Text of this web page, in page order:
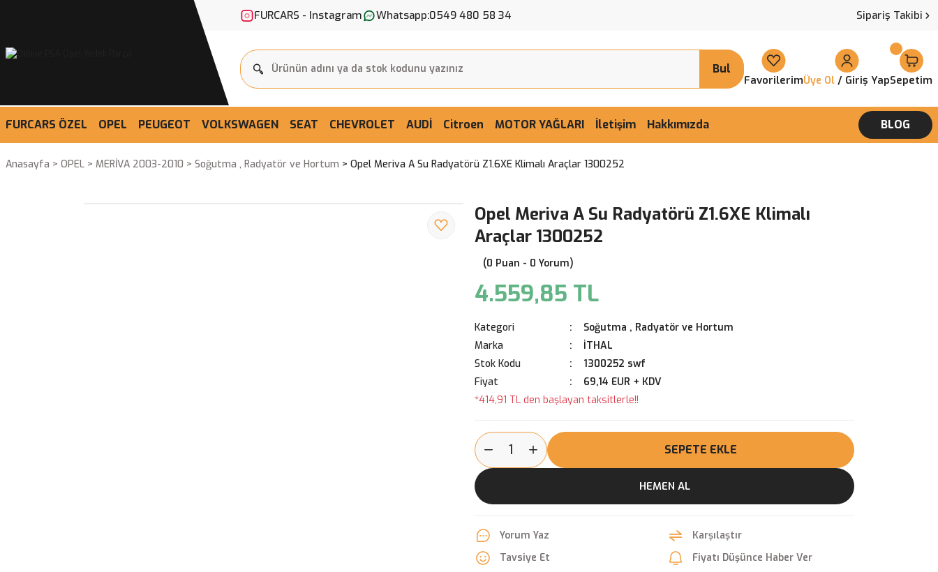
FURCARS - Instagram Whatsapp:0549 480 58 34 Sipariş Takibi
Bul
FavorilerimÜye Ol / Giriş YapSepetim
FURCARS ÖZEL OPEL PEUGEOT VOLKSWAGEN SEAT CHEVROLET AUDİ Citroen MOTOR YAĞLARI İletişim Hakkımızda BLOG
Anasayfa OPEL MERİVA 2003-2010 Soğutma , Radyatör ve Hortum Opel Meriva A Su Radyatörü Z1.6XE Klimalı Araçlar 1300252
Opel Meriva A Su Radyatörü Z1.6XE Klimalı
Araçlar 1300252
(0 Puan - 0 Yorum)
4.559,85 TL
Kategori
Soğutma , Radyatör ve Hortum
Marka
İTHAL
Stok Kodu
1300252 swf
Fiyat
69,14 EUR + KDV
*414,91 TL den başlayan taksitlerle!!
SEPETE EKLE
HEMEN AL
Yorum Yaz
Karşılaştır
Tavsiye Et
Fiyatı Düşünce Haber Ver